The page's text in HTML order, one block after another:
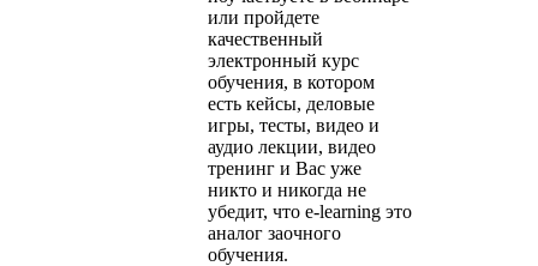
или пройдете
качественный
электронный курс
обучения, в котором
есть кейсы, деловые
игры, тесты, видео и
аудио лекции, видео
тренинг и Вас уже
никто и никогда не
убедит, что e-learning это
аналог заочного
обучения.